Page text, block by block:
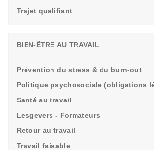
Trajet qualifiant
BIEN-ÊTRE AU TRAVAIL
Prévention du stress & du burn-out
Politique psychosociale (obligations
Santé au travail
Lesgevers - Formateurs
Retour au travail
Travail faisable